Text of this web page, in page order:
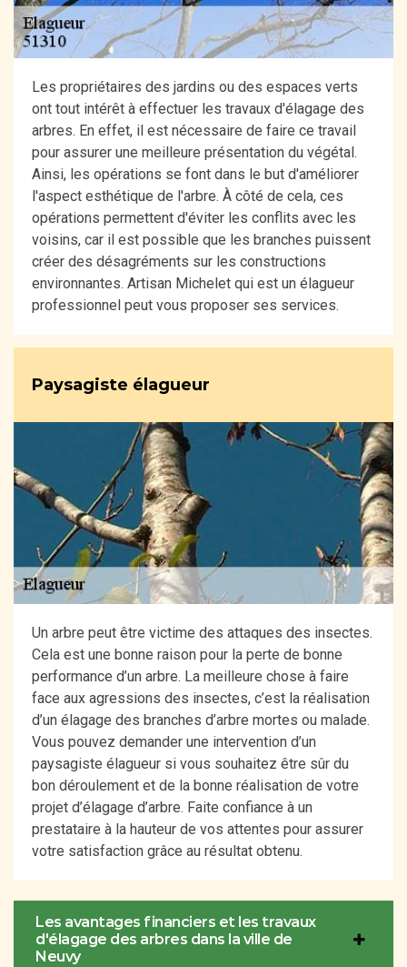
Les propriétaires des jardins ou des espaces verts
ont tout intérêt à effectuer les travaux d'élagage des
arbres. En effet, il est nécessaire de faire ce travail
pour assurer une meilleure présentation du végétal.
Ainsi, les opérations se font dans le but d'améliorer
l'aspect esthétique de l'arbre. À côté de cela, ces
opérations permettent d'éviter les conflits avec les
voisins, car il est possible que les branches puissent
créer des désagréments sur les constructions
environnantes. Artisan Michelet qui est un élagueur
professionnel peut vous proposer ses services.
Paysagiste élagueur
Un arbre peut être victime des attaques des insectes.
Cela est une bonne raison pour la perte de bonne
performance d’un arbre. La meilleure chose à faire
face aux agressions des insectes, c’est la réalisation
d’un élagage des branches d’arbre mortes ou malade.
Vous pouvez demander une intervention d’un
paysagiste élagueur si vous souhaitez être sûr du
bon déroulement et de la bonne réalisation de votre
projet d’élagage d’arbre. Faite confiance à un
prestataire à la hauteur de vos attentes pour assurer
votre satisfaction grâce au résultat obtenu.
Les avantages financiers et les travaux
d'élagage des arbres dans la ville de
Neuvy